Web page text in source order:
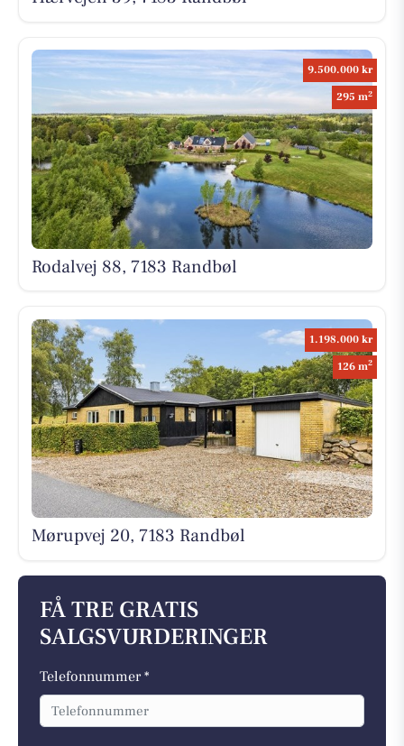
9.500.000 kr
295 m2
Rodalvej 88, 7183 Randbøl
1.198.000 kr
126 m2
Mørupvej 20, 7183 Randbøl
FÅ TRE GRATIS
SALGSVURDERINGER
Telefonnummer *